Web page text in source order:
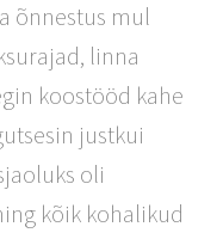
õnnestus mul
linna
koostööd kahe
justkui
oli
kõik kohalikud